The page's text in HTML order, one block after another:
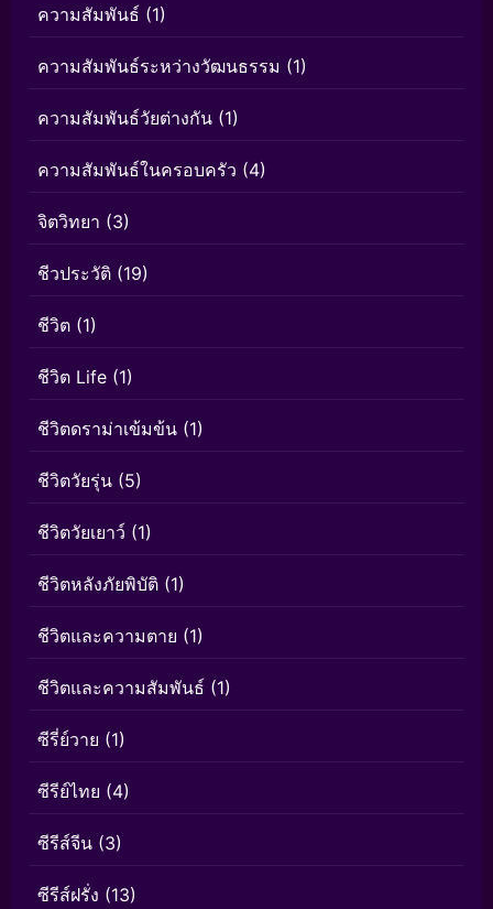
ความสัมพันธ์ (1)
ความสัมพันธ์ระหว่างวัฒนธรรม (1)
ความสัมพันธ์วัยต่างกัน (1)
ความสัมพันธ์ในครอบครัว (4)
จิตวิทยา (3)
ชีวประวัติ (19)
ชีวิต (1)
ชีวิต Life (1)
ชีวิตดราม่าเข้มข้น (1)
ชีวิตวัยรุ่น (5)
ชีวิตวัยเยาว์ (1)
ชีวิตหลังภัยพิบัติ (1)
ชีวิตและความตาย (1)
ชีวิตและความสัมพันธ์ (1)
ซีรี่ย์วาย (1)
ซีรีย์ไทย (4)
ซีรีส์จีน (3)
ซีรีส์ฝรั่ง (13)